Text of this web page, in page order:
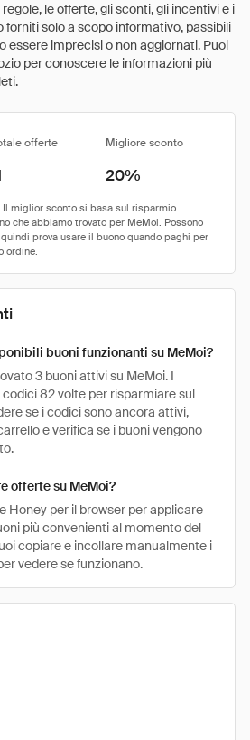
le offerte, gli sconti, gli incentivi e i
forniti solo a scopo informativo, passibili
essere imprecisi o non aggiornati. Puoi
per conoscere le informazioni più
offerte Migliore sconto
20%
buoni funzionanti su MeMoi?
3 buoni attivi su MeMoi. I
82 volte per risparmiare sul
se i codici sono ancora attivi,
e verifica se i buoni vengono
offerte su MeMoi?
Honey per il browser per applicare
più convenienti al momento del
copiare e incollare manualmente i
vedere se funzionano.